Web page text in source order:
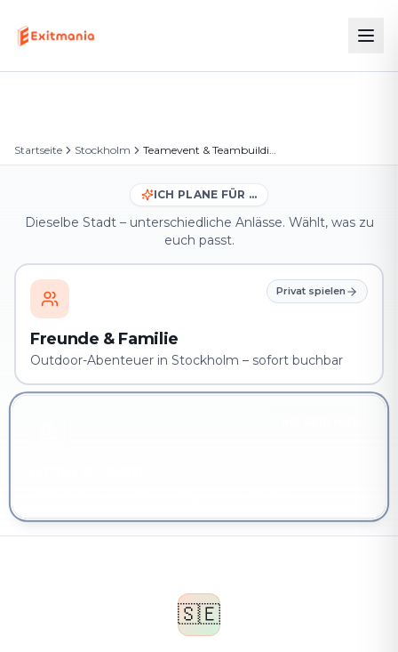
Startseite Stockholm Teamevent & Teambuilding in Stockholm
ICH PLANE FÜR …
Dieselbe Stadt – unterschiedliche Anlässe. Wählt, was zu
euch passt.
Privat spielen
Freunde & Familie
Outdoor-Abenteuer in Stockholm – sofort buchbar
🇸🇪